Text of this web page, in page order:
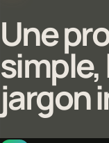
Une
simple,
jargon